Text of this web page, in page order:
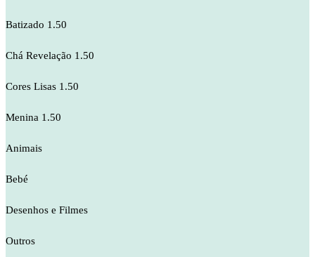
Batizado 1.50
Chá Revelação 1.50
Cores Lisas 1.50
Menina 1.50
Animais
Bebé
Desenhos e Filmes
Outros